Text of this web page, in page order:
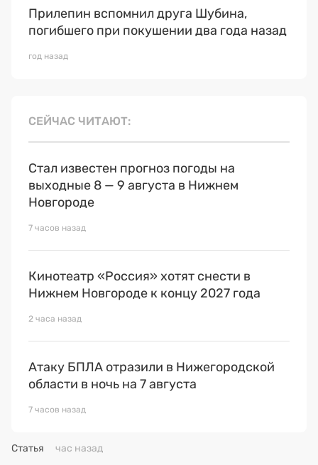
Прилепин вспомнил друга Шубина,
погибшего при покушении два года назад
год назад
СЕЙЧАС ЧИТАЮТ
Стал известен прогноз погоды на
выходные 8 — 9 августа в Нижнем
Новгороде
7 часов назад
Кинотеатр «Россия» хотят снести в
Нижнем Новгороде к концу 2027 года
2 часа назад
Атаку БПЛА отразили в Нижегородской
области в ночь на 7 августа
7 часов назад
Статья час назад